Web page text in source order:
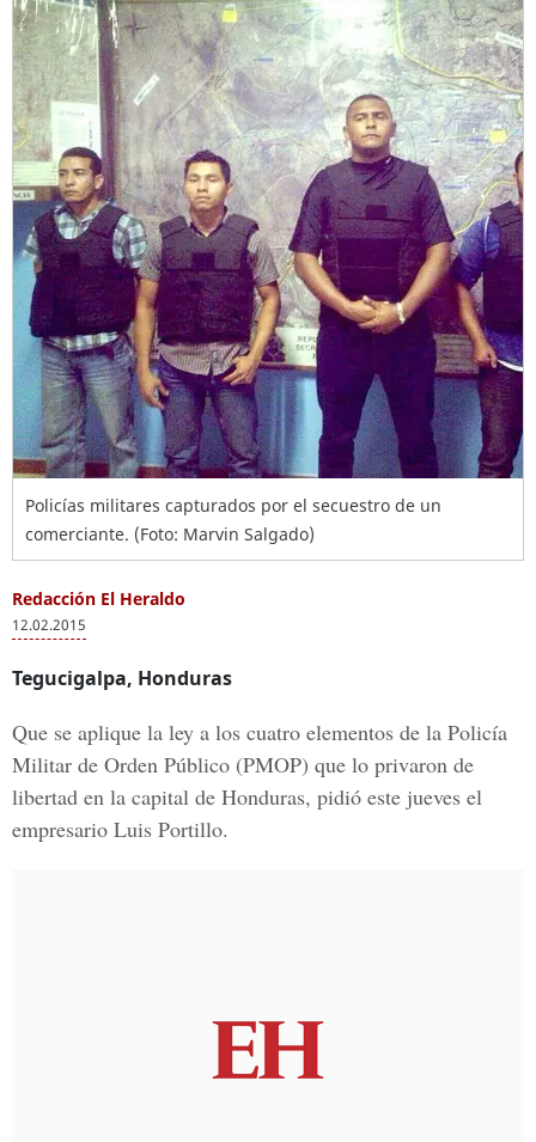
Policías militares capturados por el secuestro de un
comerciante. (Foto: Marvin Salgado)
Redacción El Heraldo
12.02.2015
Tegucigalpa, Honduras
Que se aplique la ley a los cuatro elementos de la Policía
Militar de Orden Público (PMOP) que lo privaron de
libertad en la capital de Honduras, pidió este jueves el
empresario Luis Portillo.